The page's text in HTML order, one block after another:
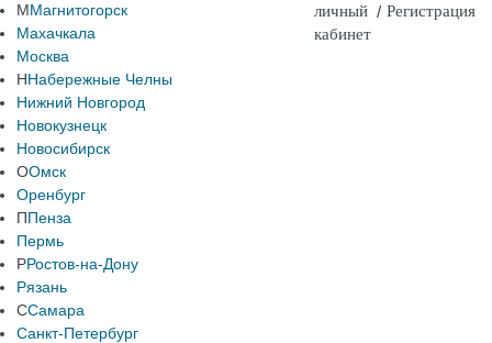
ММагнитогорск
Махачкала
Москва
ННабережные Челны
Нижний Новгород
Новокузнецк
Новосибирск
ООмск
Оренбург
ППенза
Пермь
РРостов-на-Дону
Рязань
ССамара
Санкт-Петербург
личный
кабинет
/ Регистрация